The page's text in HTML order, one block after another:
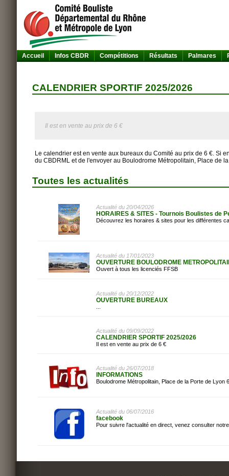
Accueil Infos CBDR Compétitions Résultats Palmares
CALENDRIER SPORTIF 2025/2026
Il est en vente au prix de 6 €
Le calendrier est en vente aux bureaux du Comité au prix de 6 €. Si
du CBDRML et de l'envoyer au Boulodrome Métropolitain, Place de
Toutes les actualités
Actualité du 20/04/2026
HORAIRES & SITES - Tournois Boulistes de
Découvrez les horaires & sites pour les différentes
Actualité du 17/01/2023
OUVERTURE BOULODROME
Ouvert à tous les licenciés FFSB
Actualité du 20/12/2022
OUVERTURE BUREAUX
Actualité du 09/09/2022
CALENDRIER SPORTIF 2025/2026
Il est en vente au prix de 6 €
Actualité du 26/07/2018
INFORMATIONS
Boulodrome Métropolitain, Place de la Porte de Lyon
Actualité du 06/07/2016
facebook
Pour suivre l'actualité en direct, venez consulter